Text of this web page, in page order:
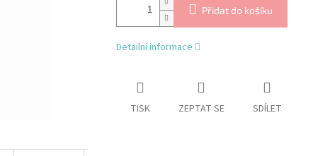
Přidat do košíku
Detailní informace
TISK ZEPTAT SE SDÍLET